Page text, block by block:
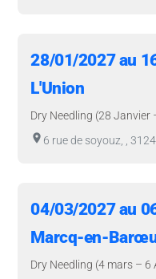
28/01/2027 au
L'Union
Dry Needling (28
room 6 rue de soyouz, ,
04/03/2027 au
Marcq-en-
Dry Needling (4 mars – 6